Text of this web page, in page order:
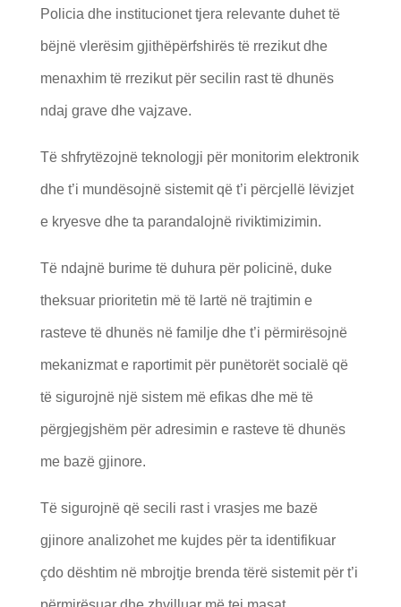
Policia dhe institucionet tjera relevante duhet të
bëjnë vlerësim gjithëpërfshirës të rrezikut dhe
menaxhim të rrezikut për secilin rast të dhunës
ndaj grave dhe vajzave.
Të shfrytëzojnë teknologji për monitorim elektronik
dhe t’i mundësojnë sistemit që t’i përcjellë lëvizjet
e kryesve dhe ta parandalojnë riviktimizimin.
Të ndajnë burime të duhura për policinë, duke
theksuar prioritetin më të lartë në trajtimin e
rasteve të dhunës në familje dhe t’i përmirësojnë
mekanizmat e raportimit për punëtorët socialë që
të sigurojnë një sistem më efikas dhe më të
përgjegjshëm për adresimin e rasteve të dhunës
me bazë gjinore.
Të sigurojnë që secili rast i vrasjes me bazë
gjinore analizohet me kujdes për ta identifikuar
çdo dështim në mbrojtje brenda tërë sistemit për t’i